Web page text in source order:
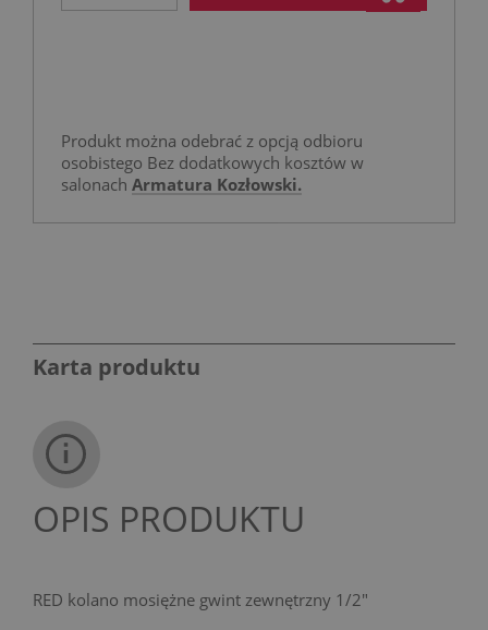
Produkt można odebrać z opcją odbioru
osobistego Bez dodatkowych kosztów w
salonach Armatura Kozłowski.
Karta produktu
OPIS PRODUKTU
RED kolano mosiężne gwint zewnętrzny 1/2"